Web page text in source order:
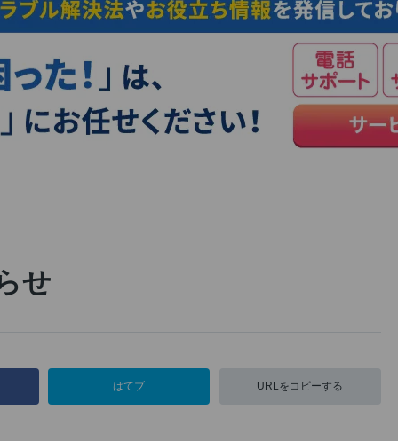
せ
はてブ URLをコピーする